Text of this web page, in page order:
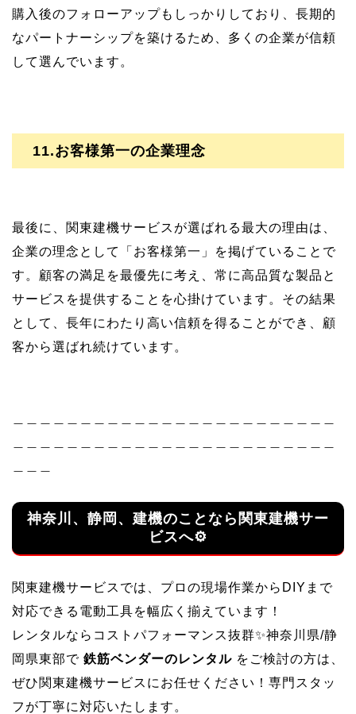
購入後のフォローアップもしっかりしており、長期的
なパートナーシップを築けるため、多くの企業が信頼
して選んでいます。
11.お客様第一の企業理念
最後に、関東建機サービスが選ばれる最大の理由は、
企業の理念として「お客様第一」を掲げていることで
す。顧客の満足を最優先に考え、常に高品質な製品と
サービスを提供することを心掛けています。その結果
として、長年にわたり高い信頼を得ることができ、顧
客から選ばれ続けています。
神奈川、静岡、建機のことなら関東建機サー
ビスへ⚙
関東建機サービスでは、プロの現場作業からDIYまで
対応できる電動工具を幅広く揃えています！
レンタルならコストパフォーマンス抜群✨神奈川県/静
岡県東部で 鉄筋ベンダーのレンタル をご検討の方は、
ぜひ関東建機サービスにお任せください！専門スタッ
フが丁寧に対応いたします。